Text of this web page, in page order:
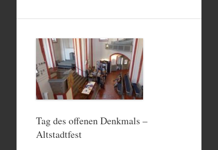
Tag des offenen Denkmals –
Altstadtfest